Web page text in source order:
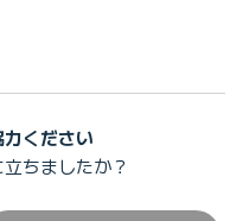
ください
ちましたか？